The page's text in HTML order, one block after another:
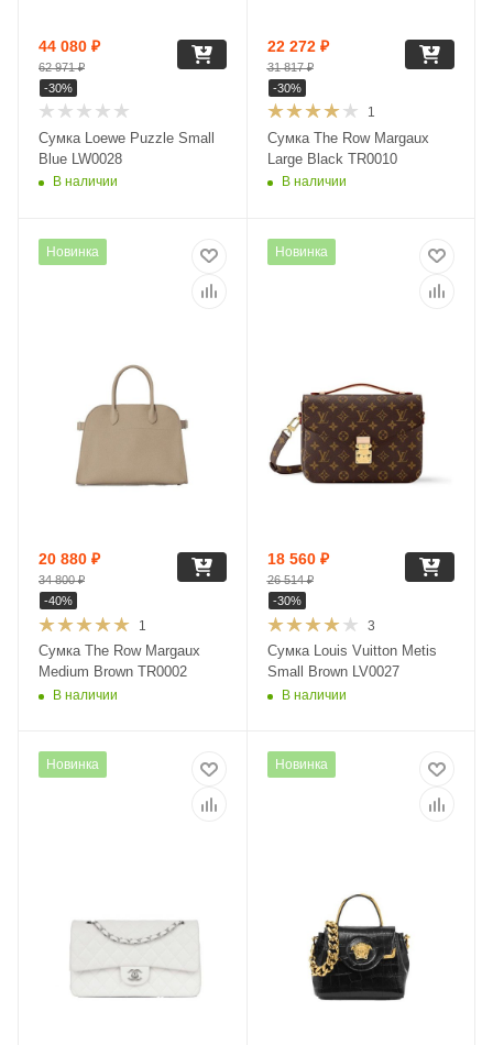
Сумка Loewe Puzzle Small
Blue LW0028
В наличии
44 080 ₽
62 971₽
-30%
1
Сумка The Row Margaux
Large Black TR0010
В наличии
22 272₽
31 817₽
-30%
Новинка
1
Сумка The Row Margaux
Medium Brown TR0002
В наличии
20 880 ₽
34 800₽
-40%
Новинка
3
Сумка Louis Vuitton Metis
Small Brown LV0027
В наличии
18 560₽
26 514₽
-30%
Новинка Новинка